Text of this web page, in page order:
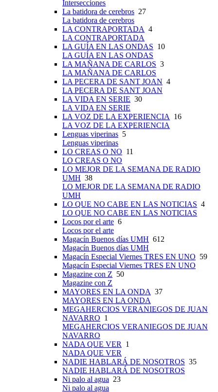
Intersecciones
La batidora de cerebros 27
La batidora de cerebros
LA CONTRAPORTADA 4
LA CONTRAPORTADA
LA GUÍA EN LAS ONDAS 10
LA GUÍA EN LAS ONDAS
LA MAÑANA DE CARLOS 3
LA MAÑANA DE CARLOS
LA PECERA DE SANT JOAN 4
LA PECERA DE SANT JOAN
LA VIDA EN SERIE 30
LA VIDA EN SERIE
LA VOZ DE LA EXPERIENCIA 16
LA VOZ DE LA EXPERIENCIA
Lenguas viperinas 5
Lenguas viperinas
LO CREAS O NO 11
LO CREAS O NO
LO MEJOR DE LA SEMANA DE RADIO
UMH 38
LO MEJOR DE LA SEMANA DE RADIO
UMH
LO QUE NO CABE EN LAS NOTICIAS 4
LO QUE NO CABE EN LAS NOTICIAS
Locos por el arte 6
Locos por el arte
Magacín Buenos días UMH 612
Magacín Buenos días UMH
Magacín Especial Viernes TRES EN UNO 59
Magacín Especial Viernes TRES EN UNO
Magazine con Z 50
Magazine con Z
MAYORES EN LA ONDA 37
MAYORES EN LA ONDA
MEGAHERCIOS VERANIEGOS DE JUAN
NAVARRO 1
MEGAHERCIOS VERANIEGOS DE JUAN
NAVARRO
NADA QUE VER 1
NADA QUE VER
NADIE HABLARÁ DE NOSOTROS 35
NADIE HABLARÁ DE NOSOTROS
Ni palo al agua 23
Ni palo al agua